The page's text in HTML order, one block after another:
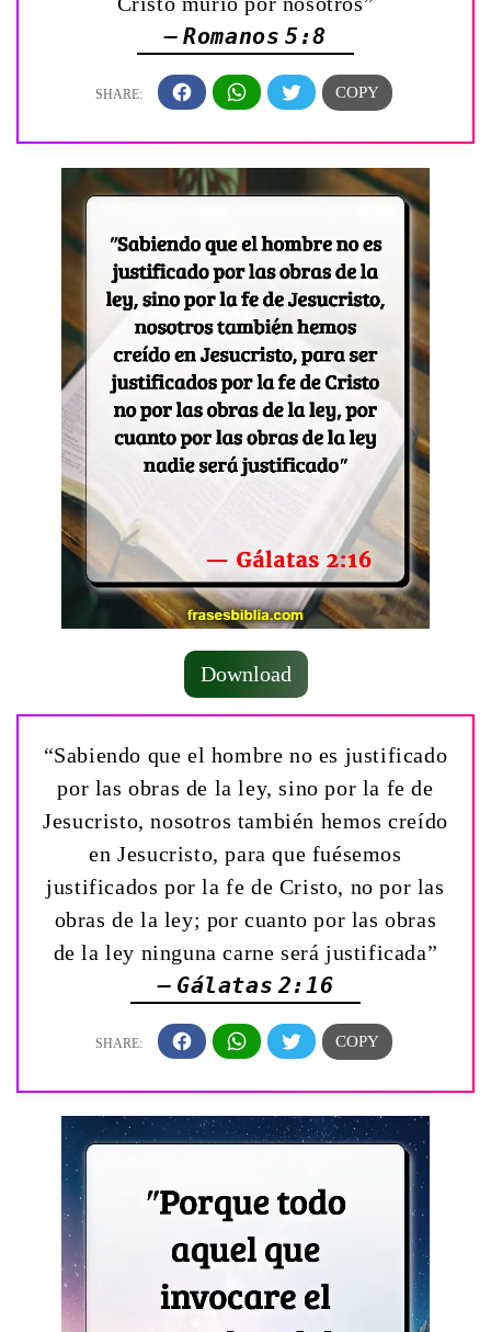
— Romanos 5:8
Download
“Sabiendo que el hombre no es justificado
por las obras de la ley, sino por la fe de
Jesucristo, nosotros también hemos creído
en Jesucristo, para que fuésemos
justificados por la fe de Cristo, no por las
obras de la ley; por cuanto por las obras
de la ley ninguna carne será justificada”
— Gálatas 2:16